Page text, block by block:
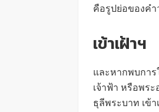
คือรูปย่อของคำ
เข้าเฝ้าฯ
และหากพบการ
เจ้าฟ้า หรือพร
ธุลีพระบาท เข้า